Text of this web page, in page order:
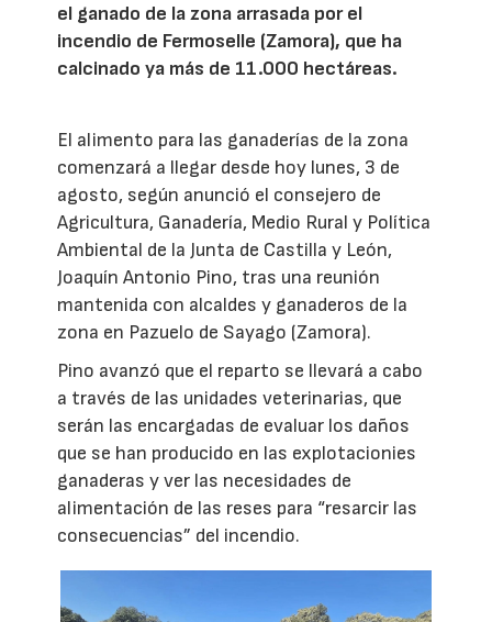
el ganado de la zona arrasada por el
incendio de Fermoselle (Zamora), que ha
calcinado ya más de 11.000 hectáreas.
El alimento para las ganaderías de la zona
comenzará a llegar desde hoy lunes, 3 de
agosto, según anunció el consejero de
Agricultura, Ganadería, Medio Rural y Política
Ambiental de la Junta de Castilla y León,
Joaquín Antonio Pino, tras una reunión
mantenida con alcaldes y ganaderos de la
zona en Pazuelo de Sayago (Zamora).
Pino avanzó que el reparto se llevará a cabo
a través de las unidades veterinarias, que
serán las encargadas de evaluar los daños
que se han producido en las explotacionies
ganaderas y ver las necesidades de
alimentación de las reses para “resarcir las
consecuencias” del incendio.